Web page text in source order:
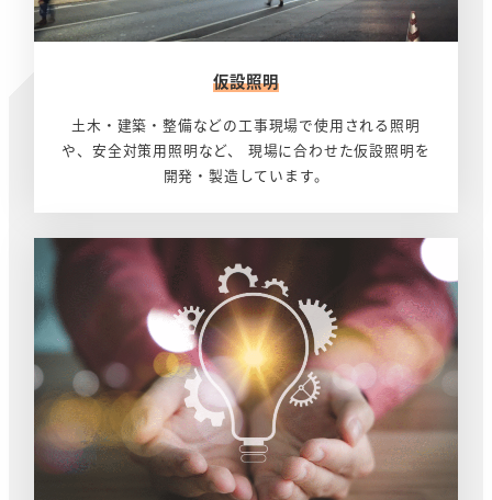
仮設照明
土木・建築・整備などの工事現場で使用される照明
や、安全対策用照明など、 現場に合わせた仮設照明を
開発・製造しています。
く